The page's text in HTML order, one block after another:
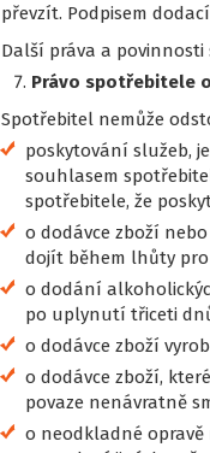
převzít. Podpisem
Další práva a
Právo spotřebitele
Spotřebitel nemůže
poskytování služeb,
souhlasem
spotřebitele, že
o dodávce zboží
dojít během lhůty
o dodání
po uplynutí třiceti
o dodávce zboží
o dodávce zboží,
povaze nenávratně
o neodkladné